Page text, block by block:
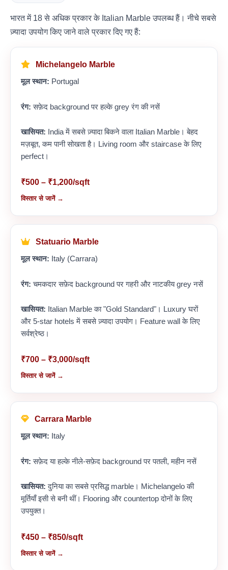
भारत में 18 से अधिक प्रकार के Italian Marble उपलब्ध हैं। नीचे सबसे
ज़्यादा उपयोग किए जाने वाले प्रकार दिए गए हैं:
Michelangelo Marble
मूल स्थान: Portugal
रंग: सफ़ेद background पर हल्के grey रंग की नसें
खासियत: India में सबसे ज़्यादा बिकने वाला Italian Marble। बेहद
मज़बूत, कम पानी सोखता है। Living room और staircase के लिए
perfect।
₹500 – ₹1,200/sqft
विस्तार से जानें →
Statuario Marble
मूल स्थान: Italy (Carrara)
रंग: चमकदार सफ़ेद background पर गहरी और नाटकीय grey नसें
खासियत: Italian Marble का "Gold Standard"। Luxury घरों
और 5-star hotels में सबसे ज़्यादा उपयोग। Feature wall के लिए
सर्वश्रेष्ठ।
₹700 – ₹3,000/sqft
विस्तार से जानें →
Carrara Marble
मूल स्थान: Italy
रंग: सफ़ेद या हल्के नीले-सफ़ेद background पर पतली, महीन नसें
खासियत: दुनिया का सबसे प्रसिद्ध marble। Michelangelo की
मूर्तियाँ इसी से बनी थीं। Flooring और countertop दोनों के लिए
उपयुक्त।
₹450 – ₹850/sqft
विस्तार से जानें →